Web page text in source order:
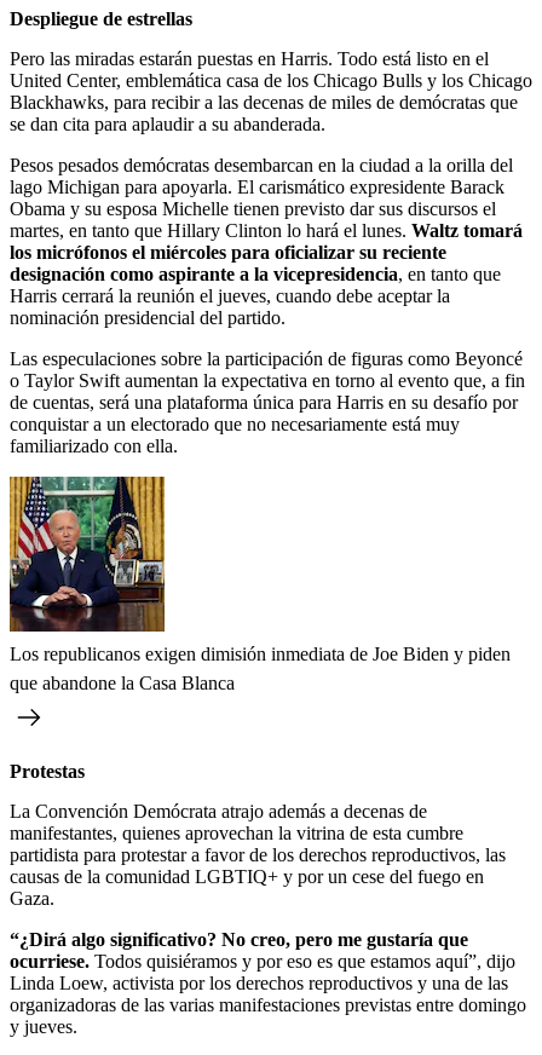
Despliegue de estrellas
Pero las miradas estarán puestas en Harris. Todo está listo en el
United Center, emblemática casa de los Chicago Bulls y los Chicago
Blackhawks, para recibir a las decenas de miles de demócratas que
se dan cita para aplaudir a su abanderada.
Pesos pesados demócratas desembarcan en la ciudad a la orilla del
lago Michigan para apoyarla. El carismático expresidente Barack
Obama y su esposa Michelle tienen previsto dar sus discursos el
martes, en tanto que Hillary Clinton lo hará el lunes. Waltz tomará
los micrófonos el miércoles para oficializar su reciente
designación como aspirante a la vicepresidencia, en tanto que
Harris cerrará la reunión el jueves, cuando debe aceptar la
nominación presidencial del partido.
Las especulaciones sobre la participación de figuras como Beyoncé
o Taylor Swift aumentan la expectativa en torno al evento que, a fin
de cuentas, será una plataforma única para Harris en su desafío por
conquistar a un electorado que no necesariamente está muy
familiarizado con ella.
Los republicanos exigen dimisión inmediata de Joe Biden y piden
que abandone la Casa Blanca
Protestas
La Convención Demócrata atrajo además a decenas de
manifestantes, quienes aprovechan la vitrina de esta cumbre
partidista para protestar a favor de los derechos reproductivos, las
causas de la comunidad LGBTIQ+ y por un cese del fuego en
Gaza.
“¿Dirá algo significativo? No creo, pero me gustaría que
ocurriese. Todos quisiéramos y por eso es que estamos aquí”, dijo
Linda Loew, activista por los derechos reproductivos y una de las
organizadoras de las varias manifestaciones previstas entre domingo
y jueves.